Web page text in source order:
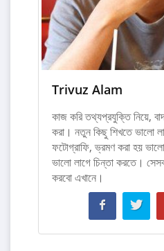
Trivuz Alam
কাজ করি তথ্যপ্রযুক্তি নিয়ে,
করা। নতুন কিছু শিখতে ভালো
ফটোগ্রাফি, ভ্রমণ করা হয়
ভালো লাগে চিন্তা করতে।
করবো এখানে।